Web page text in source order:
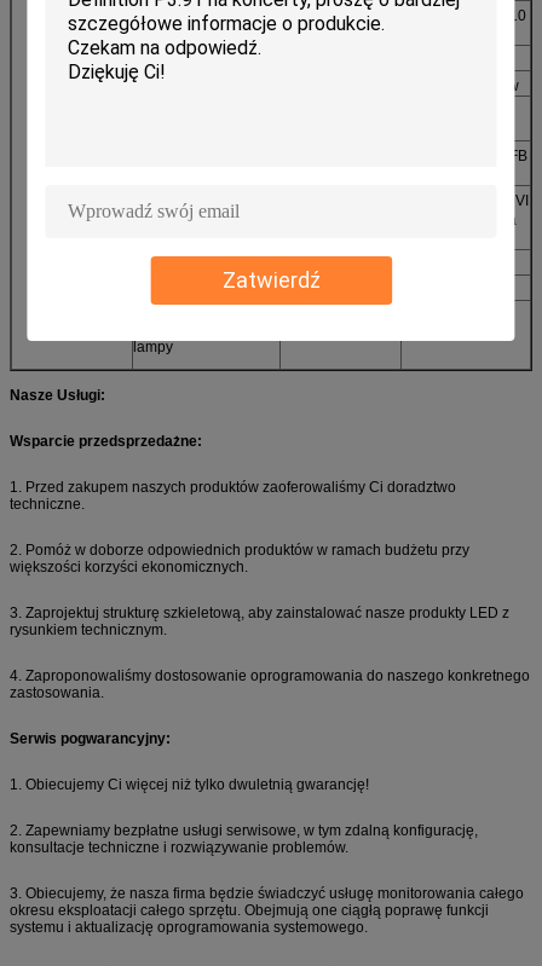
Zatwierdź
Napięcie wejściowe ODKURZACZ
220 V ± 10% / 110
Stopień ochrony
Szara skala / kolor
≥16.7M kolorów
RF / S-Video / RFB
Contral Systerm
Wideo PCTV + DVI
karta + kontrola
MTBF
GODZINY
lampy
Nasze Usługi:
Wsparcie przedsprzedażne:
1. Przed zakupem naszych produktów zaoferowaliśmy Ci doradztwo
techniczne.
2. Pomóż w doborze odpowiednich produktów w ramach budżetu przy
większości korzyści ekonomicznych.
3. Zaprojektuj strukturę szkieletową, aby zainstalować nasze produkty LED z
rysunkiem technicznym.
4. Zaproponowaliśmy dostosowanie oprogramowania do naszego konkretnego
zastosowania.
Serwis pogwarancyjny:
1. Obiecujemy Ci więcej niż tylko dwuletnią gwarancję!
2. Zapewniamy bezpłatne usługi serwisowe, w tym zdalną konfigurację,
konsultacje techniczne i rozwiązywanie problemów.
3. Obiecujemy, że nasza firma będzie świadczyć usługę monitorowania całego
okresu eksploatacji całego sprzętu. Obejmują one ciągłą poprawę funkcji
systemu i aktualizację oprogramowania systemowego.